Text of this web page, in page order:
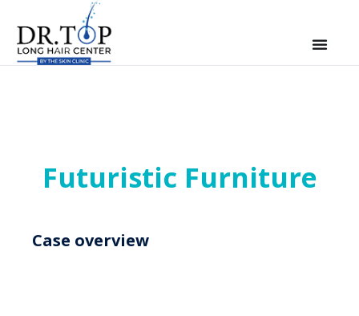
Futuristic Furniture
Case overview